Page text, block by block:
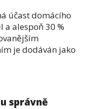
účast domácího
a alespoň 30 %
je dodáván jako
správně